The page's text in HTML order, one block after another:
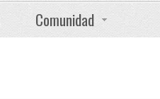
Comunidad